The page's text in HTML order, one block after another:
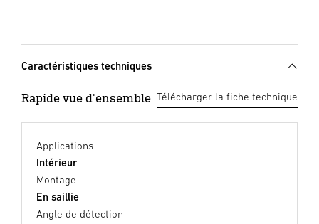
Caractéristiques techniques
Rapide vue d'ensemble Télécharger la fiche technique
Applications
Intérieur
Montage
En saillie
Angle de détection